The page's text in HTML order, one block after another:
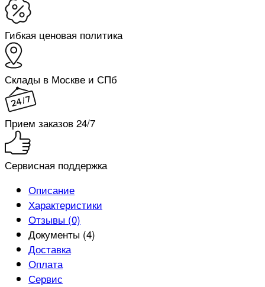
Гибкая ценовая политика
Склады в Москве и СПб
Прием заказов 24/7
Сервисная поддержка
Описание
Характеристики
Отзывы (0)
Документы (4)
Доставка
Оплата
Сервис